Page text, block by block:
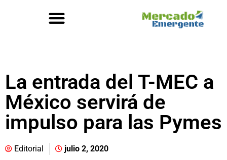
La entrada del T-MEC a
México servirá de
impulso para las Pymes
Editorial julio 2, 2020